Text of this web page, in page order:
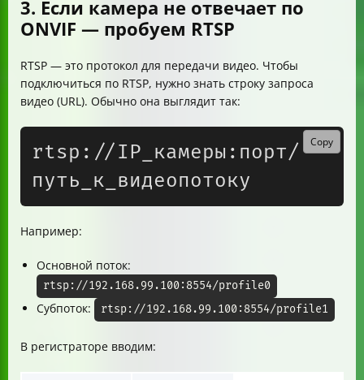
3. Если камера не отвечает по
ONVIF — пробуем RTSP
RTSP — это протокол для передачи видео. Чтобы
подключиться по RTSP, нужно знать строку запроса
видео (URL). Обычно она выглядит так:
rtsp://IP_камеры:порт/
Copy
Например:
Основной поток:
rtsp://192.168.99.100:8554/profile0
Субпоток: rtsp://192.168.99.100:8554/profile1
В регистраторе вводим: